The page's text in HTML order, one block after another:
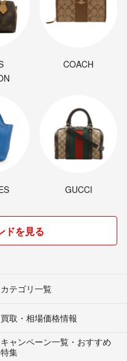
COACH
GUCCI
ドを見る
カテゴリ一覧
買取・相場価格情報
キャンペーン一覧・おすすめ
特集